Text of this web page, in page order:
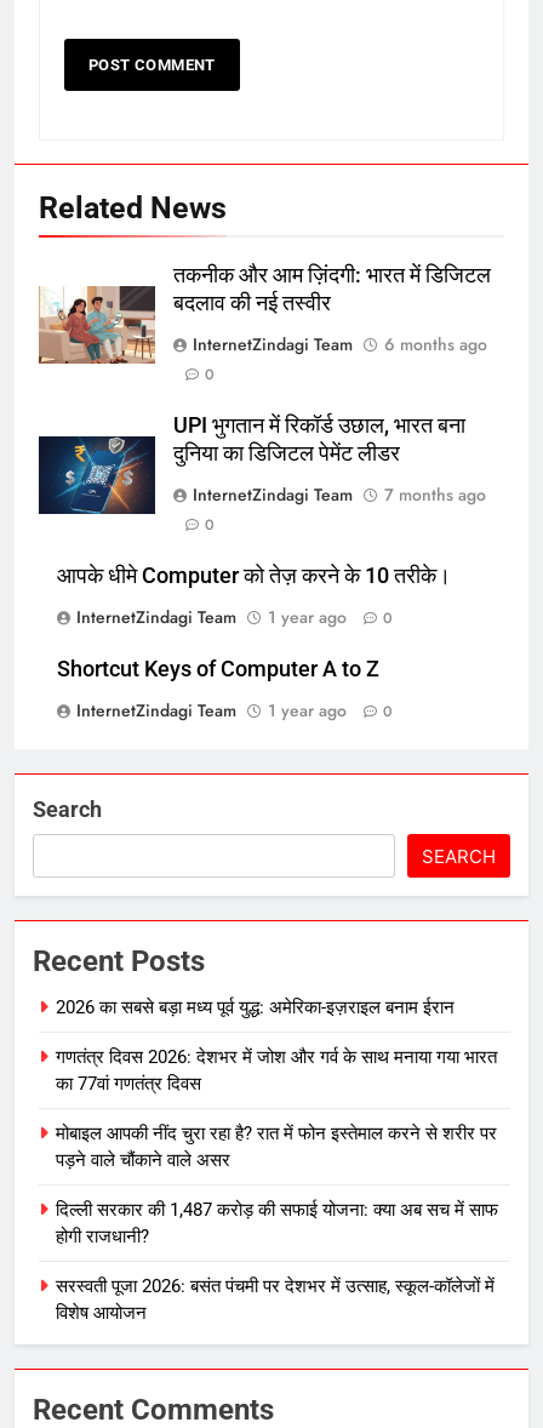
Related News
तकनीक और आम ज़िंदगी: भारत में डिजिटल
बदलाव की नई तस्वीर
InternetZindagi Team
6 months ago
0
UPI भुगतान में रिकॉर्ड उछाल, भारत बना
दुनिया का डिजिटल पेमेंट लीडर
InternetZindagi Team
7 months ago
0
आपके धीमे Computer को तेज़ करने के 10 तरीके।
InternetZindagi Team
1 year ago 0
Shortcut Keys of Computer A to Z
InternetZindagi Team
1 year ago 0
Search
SEARCH
Recent Posts
2026 का सबसे बड़ा मध्य पूर्व युद्ध: अमेरिका-इज़राइल बनाम ईरान
गणतंत्र दिवस 2026: देशभर में जोश और गर्व के साथ मनाया गया भारत
का 77वां गणतंत्र दिवस
मोबाइल आपकी नींद चुरा रहा है? रात में फोन इस्तेमाल करने से शरीर पर
पड़ने वाले चौंकाने वाले असर
दिल्ली सरकार की 1,487 करोड़ की सफाई योजना: क्या अब सच में साफ
होगी राजधानी?
सरस्वती पूजा 2026: बसंत पंचमी पर देशभर में उत्साह, स्कूल-कॉलेजों में
विशेष आयोजन
Recent Comments